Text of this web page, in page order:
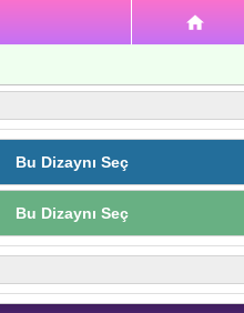
Bu Dizaynı Seç
Bu Dizaynı Seç